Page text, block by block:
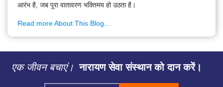
आरंभ है, जब पूरा वातावरण भक्तिमय हो उठता है।
Read more About This Blog...
एक जीवन बचाएं। नारायण सेवा संस्थान को दान करें।